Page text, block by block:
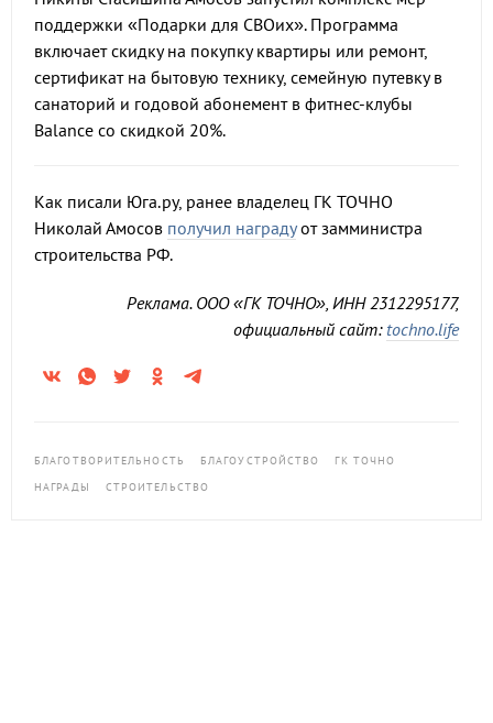
поддержки «Подарки для СВОих». Программа
включает скидку на покупку квартиры или ремонт,
сертификат на бытовую технику, семейную путевку в
санаторий и годовой абонемент в фитнес-клубы
Balance со скидкой 20%.
Как писали Юга.ру, ранее владелец ГК ТОЧНО
Николай Амосов получил наградуот замминистра
строительства РФ.
Реклама. ООО «ГК ТОЧНО», ИНН 2312295177,
официальный сайт: tochno.life
БЛАГОТВОРИТЕЛЬНОСТЬ БЛАГОУСТРОЙСТВО
ГК ТОЧНО
НАГРАДЫ
СТРОИТЕЛЬСТВО